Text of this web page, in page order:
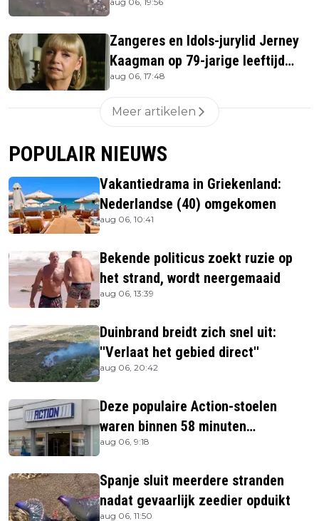
bestormen
Zangeres en Idols-jurylid Jerney
Kaagman op 79-jarige leeftijd
overleden
aug 06, 17:48
Meer artikelen
POPULAIR NIEUWS
Vakantiedrama in Griekenland:
Nederlandse (40) omgekomen
aug 06, 10:41
Bekende politicus zoekt ruzie op
het strand, wordt neergemaaid
aug 06, 13:39
Duinbrand breidt zich snel uit:
''Verlaat het gebied direct''
aug 06, 20:42
Deze populaire Action-stoelen
waren binnen 58 minuten
uitverkocht zijn vandaag weer te
aug 06, 9:18
Spanje sluit meerdere stranden
nadat gevaarlijk zeedier opduikt
aug 06, 11:50